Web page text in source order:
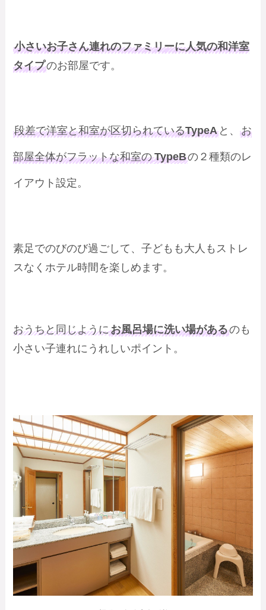
小さいお子さん連れのファミリーに人気の和洋室
タイプのお部屋です。
段差で洋室と和室が区切られているTypeA と、お
部屋全体がフラットな和室の TypeBの２種類のレ
イアウト設定。
素足でのびのび過ごして、子どもも大人もストレ
スなくホテル時間を楽しめます。
おうちと同じようにお風呂場に洗い場があるのも
小さい子連れにうれしいポイント。